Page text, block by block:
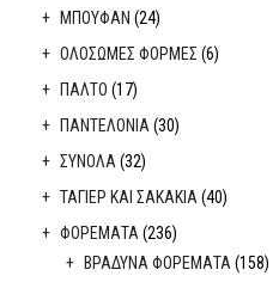
ΜΠΟΥΦΑΝ (24)
ΟΛΟΣΩΜΕΣ ΦΟΡΜΕΣ (6)
ΠΑΛΤΟ (17)
ΠΑΝΤΕΛΟΝΙΑ(30)
ΣΥΝΟΛΑ(32)
ΤΑΓΙΕΡ ΚΑΙ ΣΑΚΑΚΙΑ(40)
ΦΟΡΕΜΑΤΑ(236)
ΒΡΑΔΥΝΑ ΦΟΡΕΜΑΤΑ(158)